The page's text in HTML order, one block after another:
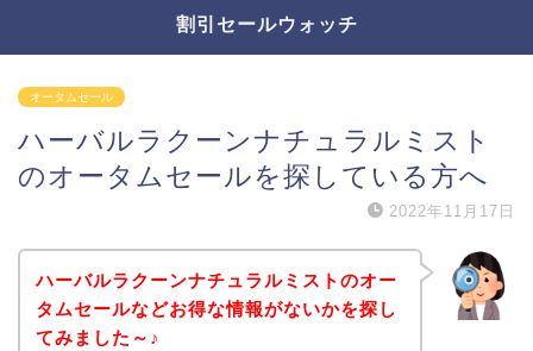
割引セールウォッチ
オータムセール
ハーバルラクーンナチュラルミスト
のオータムセールを探している方へ
2022年11月17日
ハーバルラクーンナチュラルミストのオー
タムセールなどお得な情報がないかを探し
てみました～♪